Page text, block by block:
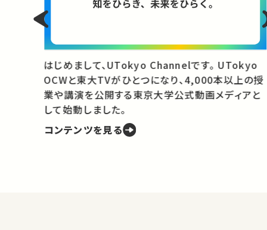
はじめまして、UTokyo Channelです。 UTokyo
OCWと東大TVがひとつになり、4,000本以上の授
業や講演を公開する東京大学公式動画メディアと
して始動しました。
コンテンツを見る